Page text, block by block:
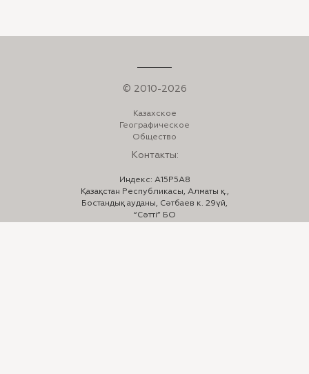
© 2010-2026
Казахское
Географическое
Общество
Контакты:
Индекс: A15P5A8
Қазақстан Республикасы, Алматы қ.,
Бостандық ауданы, Сәтбаев к. 29үй,
“Сәтті” БО